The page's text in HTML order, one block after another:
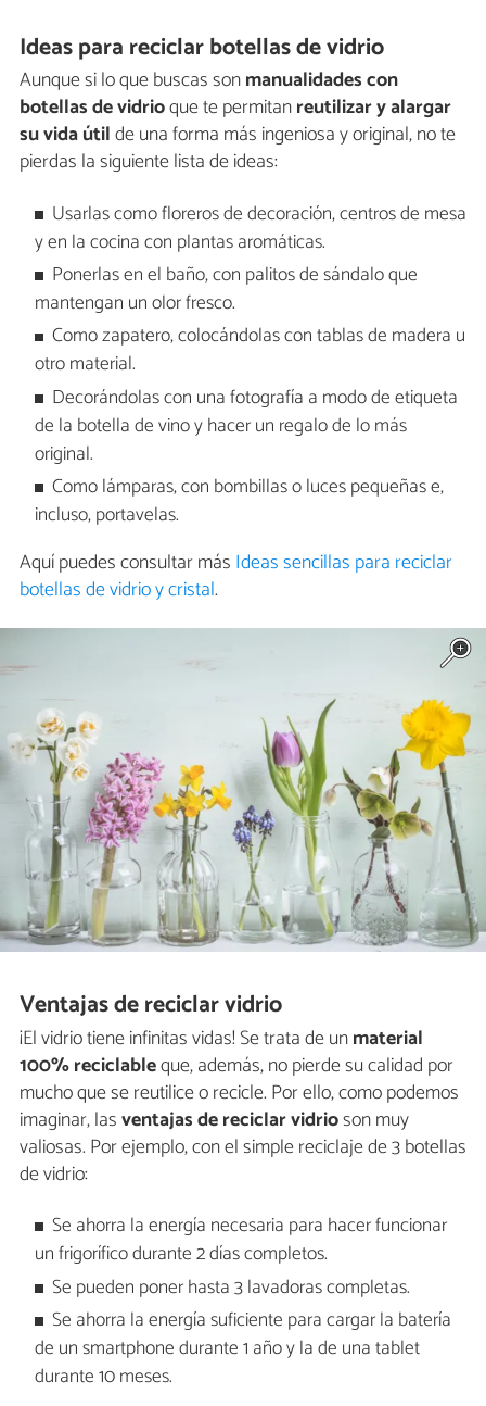
Ideas para reciclar botellas de vidrio
Aunque si lo que buscas sonmanualidades con
botellas de vidrioque te permitanreutilizar y alargar
su vida útilde una forma más ingeniosa y original, no te
pierdas la siguiente lista de ideas:
Usarlas como floreros de decoración, centros de mesa
y en la cocina con plantas aromáticas.
Ponerlas en el baño, con palitos de sándalo que
mantengan un olor fresco.
Como zapatero, colocándolas con tablas de madera u
otro material.
Decorándolas con una fotografía a modo de etiqueta
de la botella de vino y hacer un regalo de lo más
original.
Como lámparas, con bombillas o luces pequeñas e,
incluso, portavelas.
Aquí puedes consultar más Ideas sencillas para reciclar
botellas de vidrio y cristal.
Ventajas de reciclar vidrio
¡El vidrio tiene infinitas vidas! Se trata de unmaterial
100% reciclableque, además, no pierde su calidad por
mucho que se reutilice o recicle. Por ello, como podemos
imaginar, lasventajas de reciclar vidrioson muy
valiosas. Por ejemplo, con el simple reciclaje de 3 botellas
de vidrio:
Se ahorra la energía necesaria para hacer funcionar
un frigorífico durante 2 días completos.
Se pueden poner hasta 3 lavadoras completas.
Se ahorra la energía suficiente para cargar la batería
de un smartphone durante 1 año y la de una tablet
durante 10 meses.